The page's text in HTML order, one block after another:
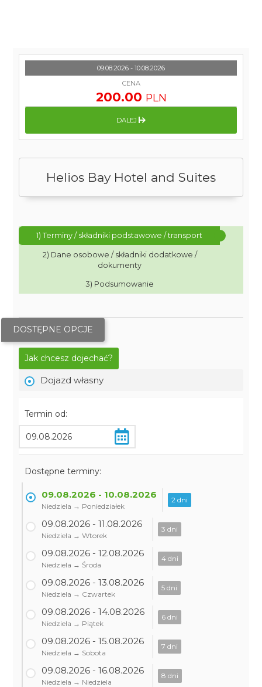
Helios Bay Hotel and Suites
1) Terminy / składniki podstawowe / transport
2) Dane osobowe / składniki dodatkowe /
dokumenty
3) Podsumowanie
DOSTĘPNE OPCJE
Jak chcesz dojechać?
Dojazd własny
Termin od:
Dostępne terminy:
09.08.2026 - 10.08.2026
Niedziela → Poniedziałek
2 dni
09.08.2026 - 11.08.2026
Niedziela → Wtorek
3 dni
09.08.2026 - 12.08.2026
Niedziela → Środa
4 dni
09.08.2026 - 13.08.2026
Niedziela → Czwartek
5 dni
09.08.2026 - 14.08.2026
Niedziela → Piątek
6 dni
09.08.2026 - 15.08.2026
Niedziela → Sobota
7 dni
09.08.2026 - 16.08.2026
Niedziela → Niedziela
8 dni
09.08.2026 - 10.08.2026
CENA
200.00 PLN
DALEJ